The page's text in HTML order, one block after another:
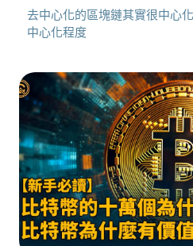
去中心化的區塊鏈其實很中心
中心化程度